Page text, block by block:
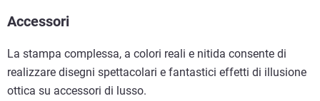
Accessori
La stampa complessa, a colori reali e nitida consente di
realizzare disegni spettacolari e fantastici effetti di illusione
ottica su accessori di lusso.